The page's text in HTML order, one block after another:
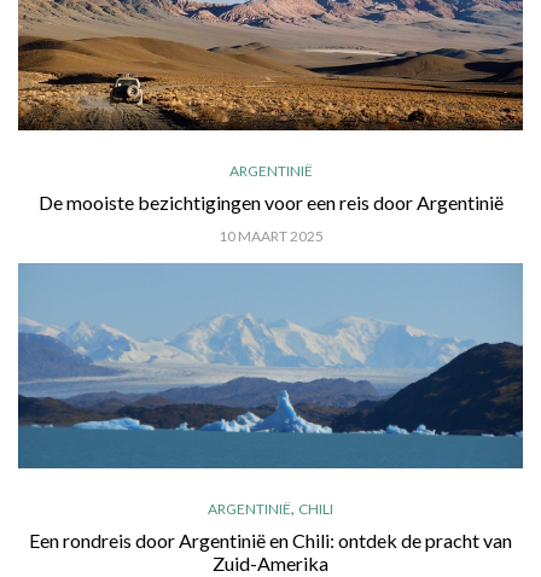
ARGENTINIË
De mooiste bezichtigingen voor een reis door Argentinië
10 MAART 2025
ARGENTINIË, CHILI
Een rondreis door Argentinië en Chili: ontdek de pracht van
Zuid-Amerika